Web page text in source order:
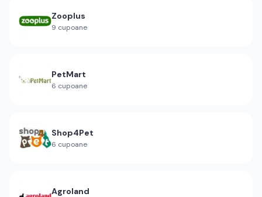
Zooplus
9 cupoane
PetMart
6 cupoane
Shop4Pet
6 cupoane
Agroland